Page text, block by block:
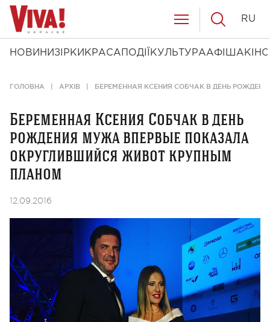
НОВИНИ ЗІРКИ КРАСА ПОДІЇ КУЛЬТУРААФІША КІНО
RU
ГОЛОВНА АРХІВ БЕРЕМЕННАЯ КСЕНИЯ СОБЧАК В ДЕНЬ
Беременная Ксения Собчак в день
рождения мужа впервые показала
округлившийся живот крупным
планом
12.09.2016